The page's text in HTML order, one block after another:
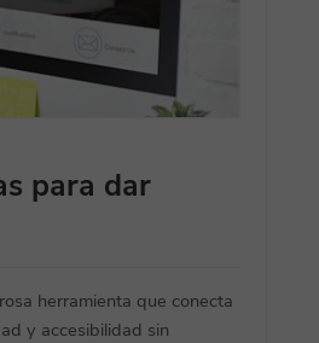
para dar
herramienta que conecta
y accesibilidad sin